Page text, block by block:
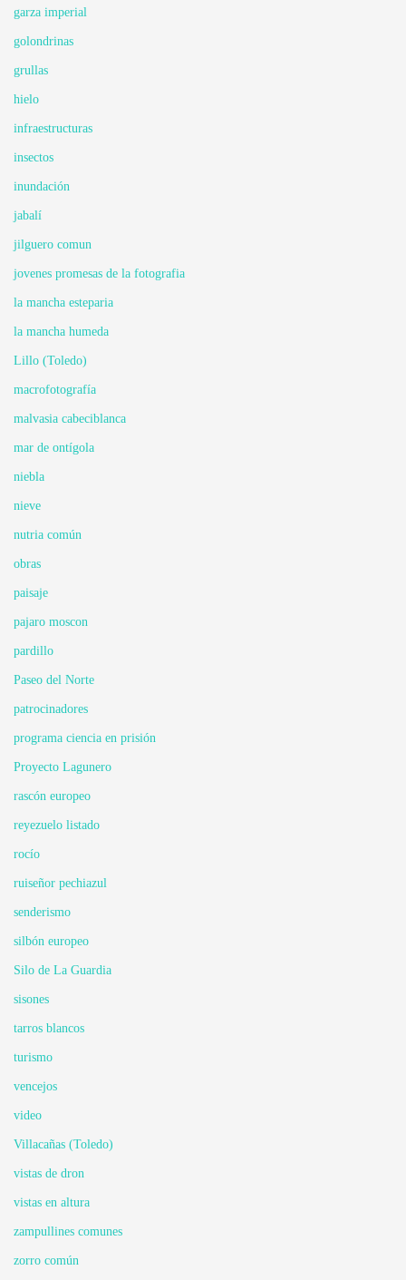
garza imperial
golondrinas
grullas
hielo
infraestructuras
insectos
inundación
jabalí
jilguero comun
jovenes promesas de la fotografia
la mancha esteparia
la mancha humeda
Lillo (Toledo)
macrofotografía
malvasia cabeciblanca
mar de ontígola
niebla
nieve
nutria común
obras
paisaje
pajaro moscon
pardillo
Paseo del Norte
patrocinadores
programa ciencia en prisión
Proyecto Lagunero
rascón europeo
reyezuelo listado
rocío
ruiseñor pechiazul
senderismo
silbón europeo
Silo de La Guardia
sisones
tarros blancos
turismo
vencejos
video
Villacañas (Toledo)
vistas de dron
vistas en altura
zampullines comunes
zorro común